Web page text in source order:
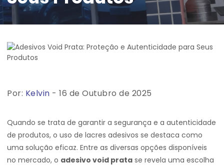
Por: Kelvin - 16 de Outubro de 2025
Quando se trata de garantir a segurança e a autenticidade
de produtos, o uso de lacres adesivos se destaca como
uma solução eficaz. Entre as diversas opções disponíveis
no mercado, o adesivo void prata se revela uma escolha